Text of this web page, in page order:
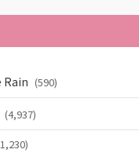
(590)
(4,937)